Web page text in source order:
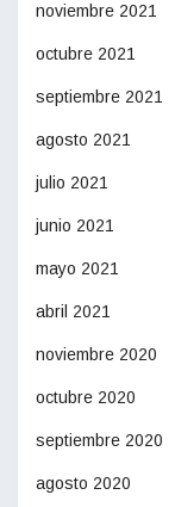
noviembre 2021
octubre 2021
septiembre 2021
agosto 2021
julio 2021
junio 2021
mayo 2021
abril 2021
noviembre 2020
octubre 2020
septiembre 2020
agosto 2020